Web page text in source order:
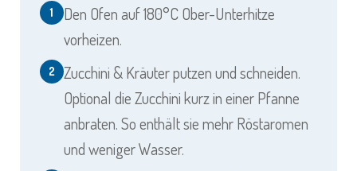
1
Den Ofen auf 180°C Ober-Unterhitze
vorheizen.
2
Zucchini & Kräuter putzen und schneiden.
Optional die Zucchini kurz in einer Pfanne
anbraten. So enthält sie mehr Röstaromen
und weniger Wasser.